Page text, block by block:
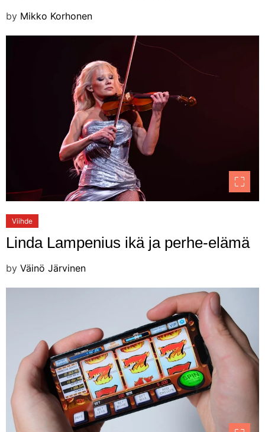
by Mikko Korhonen
Viihde
Linda Lampenius ikä ja perhe-elämä
by Väinö Järvinen